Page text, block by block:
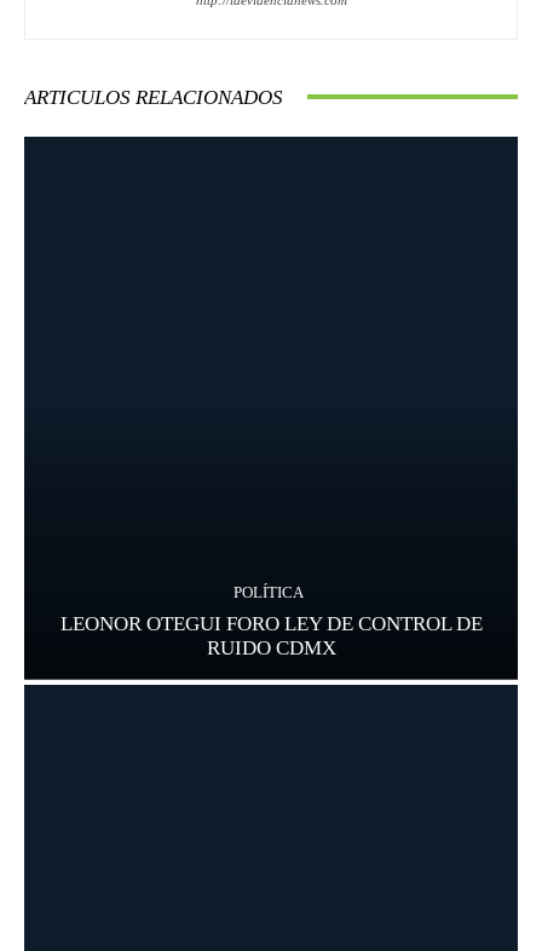
ARTICULOS RELACIONADOS
POLÍTICA
LEONOR OTEGUI FORO LEY DE CONTROL DE
RUIDO CDMX